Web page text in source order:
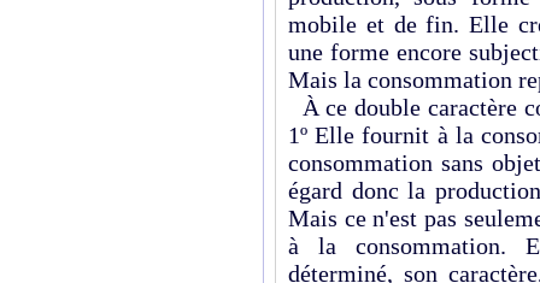
mobile et de fin. Elle
une forme encore
Mais la consommation
À ce double caractère
1º Elle fournit à la
consommation sans
égard donc la
Mais ce n'est pas
à la consommation.
déterminé, son